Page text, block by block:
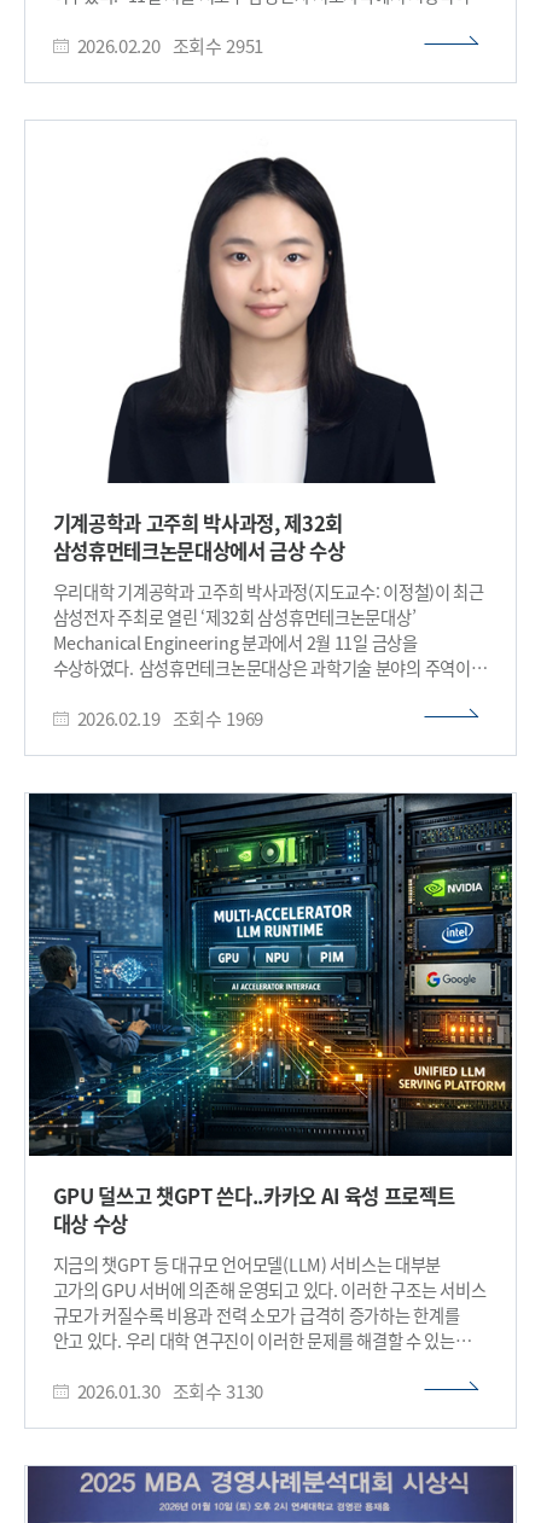
32단계의 전압 상태를 구분해 데이터를 저장하는 방식으로, 같은
크기의 메모리에서도 더 많은 정보를 저장할 수 있게 한다.
연구팀은 이러한 문제를 해결하기 위해 기존의 실리콘 기반
소재에서 벗어나 완전히 새로운 소재인 BON을 터널링층에
데이터를 지울 때 필요한 전하(정공, hole)는 쉽게 통과시키고,
저장된 데이터를 의미하는 전자(electron)는 밖으로 새어나가지
못하도록 막는‘비대칭 에너지 장벽’구조를 설계했다. 비대칭
에너지 장벽은 전하가 이동할 때 넘어야 하는 에너지 장벽의
높이가 전하의 종류에 따라 서로 다르게 형성되는 구조를
의미한다. 이를 통해 데이터를 지울 때는 전하가 쉽게 이동하도록
하면서도, 저장된 데이터인 전자가 외부로 누설되는 것을
효과적으로 막을 수 있다. 이는 마치 들어올 때는 잘 열리고 나갈
때는 굳게 닫히는 ‘스마트 출입문’을 반도체 안에 구현한 것과
같은 원리다. 실제 실험 결과, BON 터널링층을 적용한 소자는
기존 대비 데이터 삭제 속도가 최대 23배나 향상되었으며, 수만
번의 반복 사용 후에도 성능 저하가 거의 없는 탁월한 내구성을
보였다. 특히 32개의 미세한 전압 상태를 구분해야 하는 초고난도
펜타 레벨 셀 동작에서도 소자 간 데이터 분포를 3배 이상
정밀하게 제어하는 데 성공했다. 이는 논문 수준의 연구를 넘어
실제 반도체 양산 공정에 즉시 적용 가능한 수준이라는 학계와
산업계의 평가다. 조병진 교수는 “이번 연구는 차세대 초고용량
메모리 제조에 바로 적용할 수 있는 독창적인 기술”이라며
“반도체 강국인 대한민국의 기술 초격차를 유지하는 데 크게
기여할 것”이라고 말했다. 기및전자공학부 강대현
석박사통합과정생이 제1저자로 주도한 이번 연구는 반도체 분야
(IEDM)’에서 발표되어 세계적인 주목을 받았으며, 삼성전자가
전통 반도체 소자 분야 연구로 대상을 거머쥐는 쾌거를 이루었다.
※ 논문명: Bandgap-Engineered Boron Oxynitride
Tunneling Layer for Reliable PLC operation of 3D V-
NAND Flash Memory Devices, DOI :
https://doi.org/10.1109/IEDM50572.2025.11353681
한편, 이번 연구는 과기정통부의 국가반도체연구실지원
핵심기술개발사업의 지원을 받아 수행되었다.​
국내에서 유일하게 대학 및 대학원생뿐 아니라 고교생까지
이 기존 낸드플래시 한계를 보완할 수 있는 새로운 소재를 제안한
내 적용된 붕소 옥시나이트라이드(BON) 소재의 밴드갭
엔지니어링 연구’로 수상했다. 낸드플래시 메모리는 전자를
저장층에 보관하며 데이터를 저장하는데, 이때 전자가 드나드는
출입문이 터널링층이다. 그는 “BON은 비대칭적으로 설계된
출입문”이라고 설명했다. 데이터를 지울 때는 전하가 잘 들어올
수 있게 해주고, 데이터를 저장할 때는 새어나가지 않게 잘 막히는
방향성을 갖는 것이 BON이 가진 가장 큰 특징이다. 이러한
비대칭적인 에너지 장벽 덕분에, 속도와 신뢰성이 서로 충돌하던
기존의 한계를 한 번에 완화할 수 있게 된다. 기존 공정이나 셀
구조의 큰 변화 없이 새로운 소재와 밴드 구조 설계를 통해 플래시
메모리 성능과 신뢰성을 개선했다는 점에서 의미를 갖는다.
금상은 전기및전자공학부 박유성, 인공지능반도체대학원
윤지언, 기계공학과 고주희, 신소재공학과 박창현 학생 등 4명이
인공지능반도체대학원 홍성연, 기계공학과 김성재,
전기및전자공학부 이상호, 바이오및뇌공학과 차영길 학생이
수상했다. 또한, 동상은 항공우주공학과 김경수,
전기및전자공학부 김동혁, 생명과학과 고대력 학생이 수상했고
장려상은 전기및전자공학부 김민석 학생이 수상했다. 대회는
올해로 32주년을 맞는 권위있는 시상식이며, 역대 제출된 논문
수는 총 4만4171편이다. 시상 받은 논문은 3192편에 달한다.
올해 초록 접수는 총 3172건으로, 이 중 511편이 초록 심사를
통과했다. 치열한 경쟁 속에서 엄격한 심사를 거쳐 최종 120편이
수상작으로 이름을 올렸다.​
2026.02.20 조회수 2951
기계공학과 고주희 박사과정, 제32회
삼성휴먼테크논문대상에서 금상 수상
우리대학 기계공학과 고주희 박사과정(지도교수: 이정철)이 최근
삼성전자 주최로 열린 ‘제32회 삼성휴먼테크논문대상’
Mechanical Engineering 분과에서 2월 11일 금상을
수상하였다. 삼성휴먼테크논문대상은 과학기술 분야의 주역이
과학기술정보통신부와 중앙일보가 후원하고 있다. 이번 제32회
편의 논문이 접수됐다. 고주희 박사과정은 하나의 센서
플랫폼에서 액체의 밀도·점도·열물성 등을 동시에 정밀 측정할
수 있는 멀티모달 계측 기술을 제안해 연구 성과를 인정받았다.
(논문 제목: 가열전극 통합된 마이크로채널 공진기 기반 액상 시료
특성화를 위한 하이퍼 멀티모달 계측) 본 연구는 소량 액체의
물성을 보다 정확하고 효율적으로 분석할 수 있는 기술로, 바이오
·화학 센서 및 정밀 계측 분야 등 다양한 응용 가능성이 기대된다.​
2026.02.19 조회수 1969
GPU 덜쓰고 챗GPT 쓴다..카카오 AI 육성 프로젝트
대상 수상
지금의 챗GPT 등 대규모 언어모델(LLM) 서비스는 대부분
고가의 GPU 서버에 의존해 운영되고 있다. 이러한 구조는 서비스
규모가 커질수록 비용과 전력 소모가 급격히 증가하는 한계를
안고 있다. 우리 대학 연구진이 이러한 문제를 해결할 수 있는
교수를 중심으로 한 애니브릿지(AnyBridge) AI 팀이 GPU에만
30일 밝혔다. 해당 기술은 카카오가 주최한 ‘4대 과학기술원×
카카오 AI 육성 프로젝트’에서 대상을 수상했다. 이번 프로젝트는
카카오와 KAIST, GIST, DGIST, UNIST 등 4대 과학기술원이
2026.01.30 조회수3130